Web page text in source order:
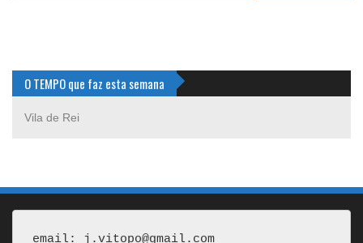
O TEMPO que faz esta semana
Vila de Rei
email: j.vitopo@gmail.com